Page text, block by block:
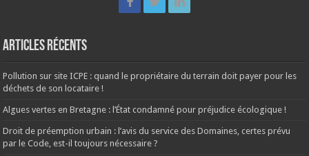
Articles récents
Pollution sur site ICPE : quand le propriétaire du terrain doit payer pour les
déchets de son locataire !
Algues vertes en Bretagne : l’État condamné pour préjudice écologique !
Droit de préemption urbain : l’avis du service des Domaines, certes prévu
par le Code, est-il toujours nécessaire ?